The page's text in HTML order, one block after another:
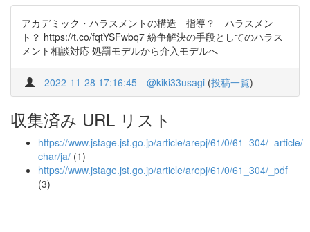
アカデミック・ハラスメントの構造 指導？ ハラスメン
ト？ https://t.co/fqtYSFwbq7 紛争解決の手段としてのハラス
メント相談対応 処罰モデルから介入モデルへ
2022-11-28 17:16:45 @kiki33usagi (投稿一覧)
収集済み URL リスト
https://www.jstage.jst.go.jp/article/arepj/61/0/61_304/_article/-
char/ja/ (1)
https://www.jstage.jst.go.jp/article/arepj/61/0/61_304/_pdf
(3)